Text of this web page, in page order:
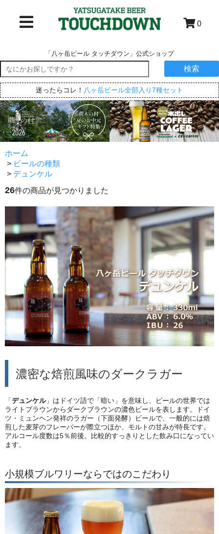
0
「八ヶ岳ビール タッチダウン」公式ショップ
検索
迷ったらコレ！ 八ヶ岳ビール全部入り7種セット
ホーム
> ビールの種類
> デュンケル
26件の商品が見つかりました
濃密な焙煎風味のダークラガー
「デュンケル」はドイツ語で「暗い」を意味し、ビールの世界では
ライトブラウンからダークブラウンの濃色ビールを表します。ドイ
ツ・ミュンヘン発祥のラガー（下面発酵）ビールで、一般的には焙
煎した麦芽のフレーバーが際立つほか、モルトの甘みが特長です。
アルコール度数は5％前後。比較的すっきりとした飲み口になってい
ます。
小規模ブルワリーならではのこだわり